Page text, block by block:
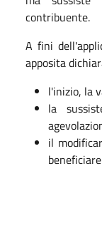
contribuente.
A fini
apposita
l'inizio, la
la
il